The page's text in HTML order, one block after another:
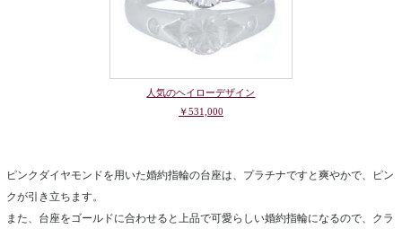
人気のヘイローデザイン
￥531,000
ピンクダイヤモンドを用いた婚約指輪の台座は、プラチナですと爽やかで、ピン
クが引き立ちます。
また、台座をゴールドに合わせると上品で可愛らしい婚約指輪になるので、クラ